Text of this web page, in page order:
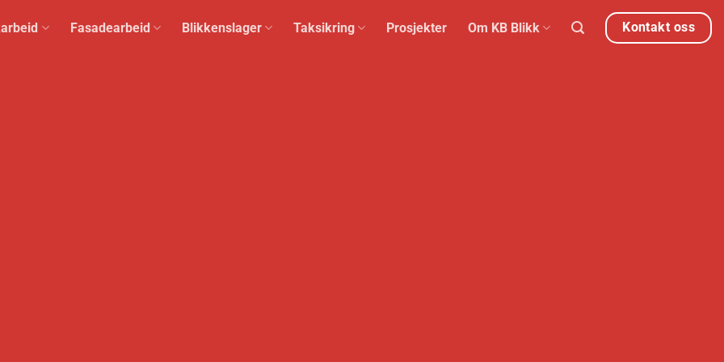
Fasadearbeid Blikkenslager Taksikring Prosjekter Om KB Blikk Kontakt oss